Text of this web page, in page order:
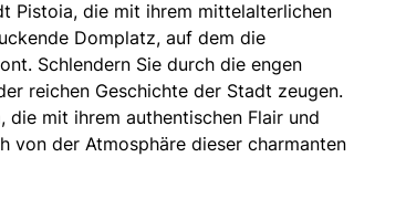
Pistoia, die mit ihrem mittelalterlichen
Domplatz, auf dem die
Schlendern Sie durch die engen
reichen Geschichte der Stadt zeugen.
mit ihrem authentischen Flair und
von der Atmosphäre dieser charmanten